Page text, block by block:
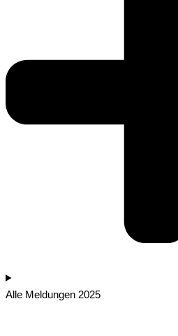
Alle Meldungen 2025